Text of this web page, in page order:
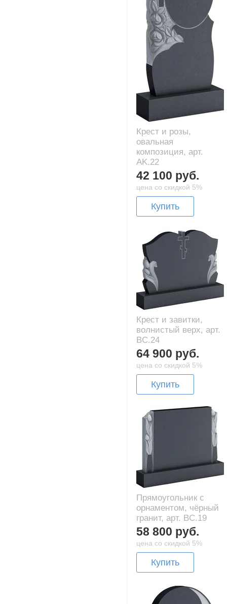
Крест и розы,
овальная
композиция, арт.
AK.22
42 100 руб.
цена со скидкой 5%
Купить
Крест и завитки,
волнистый верх, арт.
BC.24
64 900 руб.
цена со скидкой 5%
Купить
Прямоугольник с
орнаментом, чёрный
гранит, арт. BC.19
58 800 руб.
цена со скидкой 5%
Купить